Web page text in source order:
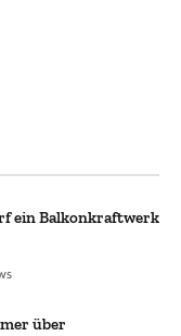
ein Balkonkraftwerk
über